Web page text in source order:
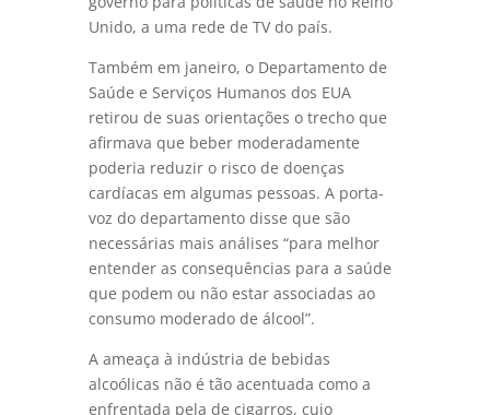
Unido, a uma rede de TV do país.
Também em janeiro, o Departamento de
Saúde e Serviços Humanos dos EUA
retirou de suas orientações o trecho que
afirmava que beber moderadamente
poderia reduzir o risco de doenças
cardíacas em algumas pessoas. A porta-
voz do departamento disse que são
necessárias mais análises “para melhor
entender as consequências para a saúde
que podem ou não estar associadas ao
consumo moderado de álcool”.
A ameaça à indústria de bebidas
alcoólicas não é tão acentuada como a
enfrentada pela de cigarros, cujo